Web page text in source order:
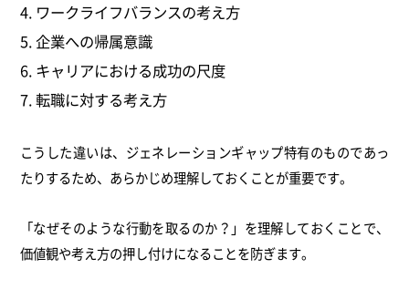
ワークライフバランスの考え方
企業への帰属意識
キャリアにおける成功の尺度
転職に対する考え方
こうした違いは、ジェネレーションギャップ特有のものであっ
たりするため、あらかじめ理解しておくことが重要です。
「なぜそのような行動を取るのか？」を理解しておくことで、
価値観や考え方の押し付けになることを防ぎます。